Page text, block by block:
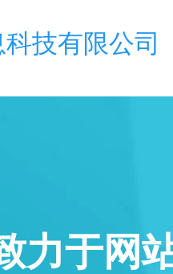
技有限公司
力于网